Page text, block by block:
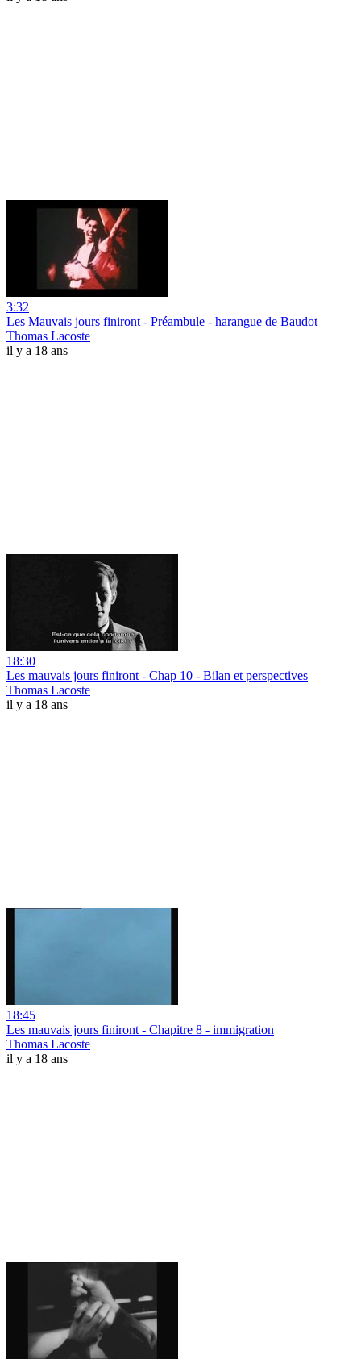
3:32
Les Mauvais jours finiront - Préambule - harangue de Baudot
Thomas Lacoste
il y a 18 ans
18:30
Les mauvais jours finiront - Chap 10 - Bilan et perspectives
Thomas Lacoste
il y a 18 ans
18:45
Les mauvais jours finiront - Chapitre 8 - immigration
Thomas Lacoste
il y a 18 ans